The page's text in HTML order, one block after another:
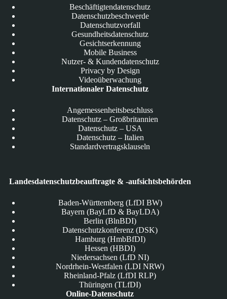
Beschäftigtendatenschutz
Datenschutzbeschwerde
Datenschutzvorfall
Gesundheitsdatenschutz
Gesichtserkennung
Mobile Business
Nutzer- & Kundendatenschutz
Privacy by Design
Videoüberwachung
Internationaler Datenschutz
Angemessenheitsbeschluss
Datenschutz – Großbritannien
Datenschutz – USA
Datenschutz – Italien
Standardvertragsklauseln
Landesdatenschutzbeauftragte & -aufsichtsbehörden
Baden-Württemberg (LfDI BW)
Bayern (BayLfD & BayLDA)
Berlin (BlnBDI)
Datenschutzkonferenz (DSK)
Hamburg (HmbBfDI)
Hessen (HBDI)
Niedersachsen (LfD NI)
Nordrhein-Westfalen (LDI NRW)
Rheinland-Pfalz (LfDI RLP)
Thüringen (TLfDI)
Online-Datenschutz